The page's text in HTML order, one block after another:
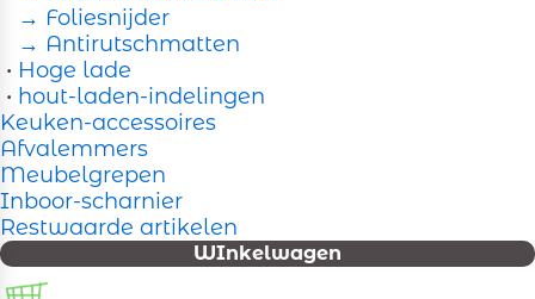
→ Foliesnijder
→ Antirutschmatten
• Hoge lade
• hout-laden-indelingen
Keuken-accessoires
Afvalemmers
Meubelgrepen
Inboor-scharnier
Restwaarde artikelen
WInkelwagen